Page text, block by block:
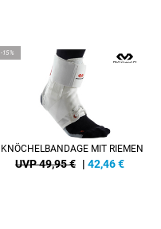
-15%
KNÖCHELBANDAGE MIT RIEMEN
UVP 49,95 € | 42,46€